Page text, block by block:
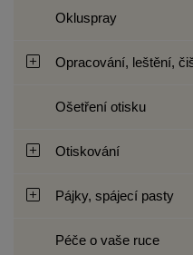
Okluspray
Opracování, leštění,
Ošetření otisku
Otiskování
Pájky, spájecí pasty
Péče o vaše ruce